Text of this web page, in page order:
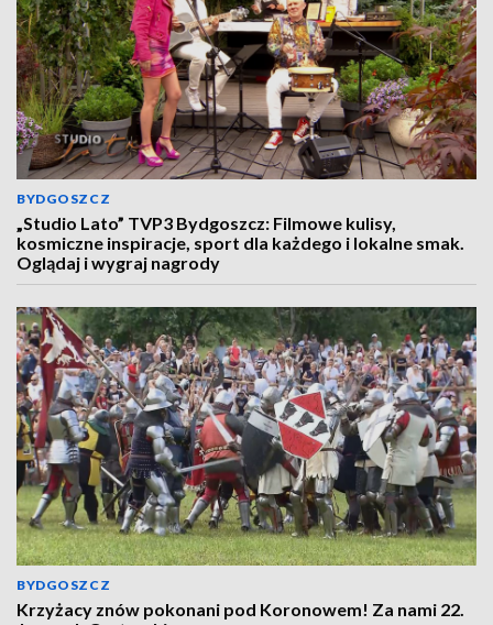
BYDGOSZCZ
„Studio Lato” TVP3 Bydgoszcz: Filmowe kulisy,
kosmiczne inspiracje, sport dla każdego i lokalne smak.
Oglądaj i wygraj nagrody
BYDGOSZCZ
Krzyżacy znów pokonani pod Koronowem! Za nami 22.